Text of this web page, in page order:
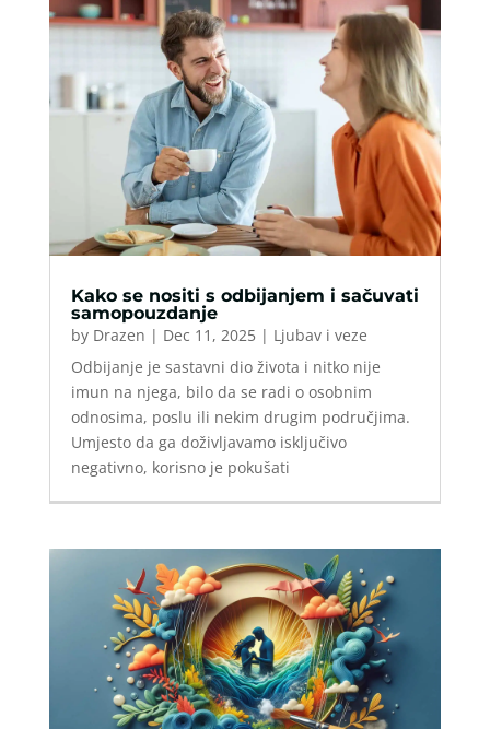
Kako se nositi s odbijanjem i sačuvati
samopouzdanje
by Drazen | Dec 11, 2025| Ljubav i veze
Odbijanje je sastavni dio života i nitko nije
imun na njega, bilo da se radi o osobnim
odnosima, poslu ili nekim drugim područjima.
Umjesto da ga doživljavamo isključivo
negativno, korisno je pokušati